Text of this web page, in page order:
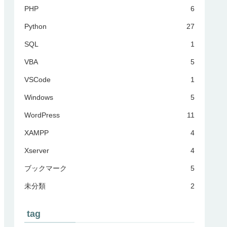
PHP 6
Python 27
SQL 1
VBA 5
VSCode 1
Windows 5
WordPress 11
XAMPP 4
Xserver 4
ブックマーク 5
未分類 2
tag